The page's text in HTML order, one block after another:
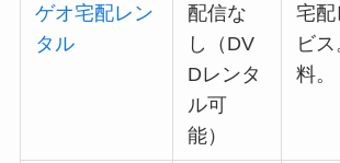
ゲオ宅配レン
タル
配信な
し（DV
Dレンタ
ル可
能）
宅配
ビ
料。